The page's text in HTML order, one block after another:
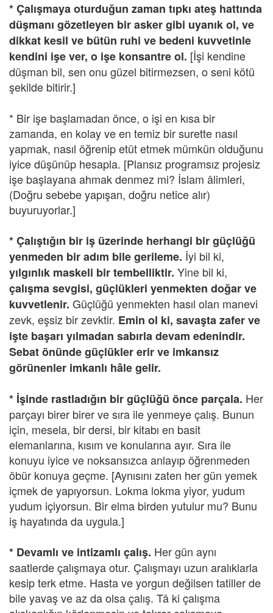
* Çalışmaya oturduğun zaman tıpkı ateş hattında
düşmanı gözetleyen bir asker gibi uyanık ol, ve
dikkat kesil ve bütün ruhi ve bedeni kuvvetinle
kendini işe ver, o işe konsantre ol. [İşi kendine
düşman bil, sen onu güzel bitirmezsen, o seni kötü
şekilde bitirir.]
* Bir işe başlamadan önce, o işi en kısa bir
zamanda, en kolay ve en temiz bir surette nasıl
yapmak, nasıl öğrenip etüt etmek mümkün olduğunu
iyice düşünüp hesapla. [Plansız programsız projesiz
işe başlayana ahmak denmez mi? İslam âlimleri,
(Doğru sebebe yapışan, doğru netice alır)
buyuruyorlar.]
* Çalıştığın bir iş üzerinde herhangi bir güçlüğü
yenmeden bir adım bile gerileme. İyi bil ki,
yılgınlık maskeli bir tembelliktir. Yine bil ki,
çalışma sevgisi, güçlükleri yenmekten doğar ve
kuvvetlenir. Güçlüğü yenmekten hasıl olan manevi
zevk, eşsiz bir zevktir. Emin ol ki, savaşta zafer ve
işte başarı yılmadan sabırla devam edenindir.
Sebat önünde güçlükler erir ve imkansız
görünenler imkanlı hâle gelir.
* İşinde rastladığın bir güçlüğü önce parçala. Her
parçayı birer birer ve sıra ile yenmeye çalış. Bunun
için, mesela, bir dersi, bir kitabı en basit
elemanlarına, kısım ve konularına ayır. Sıra ile
konuyu iyice ve noksansızca anlayıp öğrenmeden
öbür konuya geçme. [Aynısını zaten her gün yemek
içmek de yapıyorsun. Lokma lokma yiyor, yudum
yudum içiyorsun. Bir elma birden yutulur mu? Bunu
iş hayatında da uygula.]
* Devamlı ve intizamlı çalış. Her gün aynı
saatlerde çalışmaya otur. Çalışmayı uzun aralıklarla
kesip terk etme. Hasta ve yorgun değilsen tatiller de
bile yavaş ve az da olsa çalış. Tâ ki çalışma